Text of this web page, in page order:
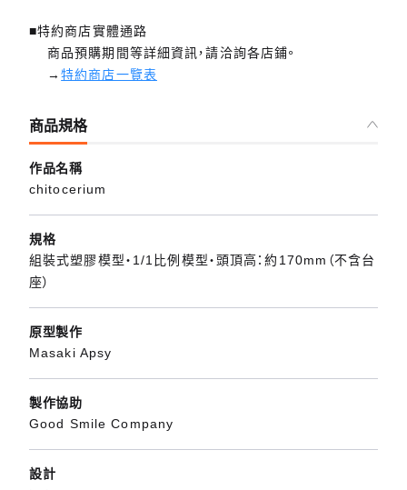
■特約商店實體通路
商品預購期間等詳細資訊，請洽詢各店鋪。
→特約商店一覽表
商品規格
作品名稱
chitocerium
規格
組裝式塑膠模型・1/1比例模型・頭頂高：約170mm（不含台
座）
原型製作
Masaki Apsy
製作協助
Good Smile Company
設計